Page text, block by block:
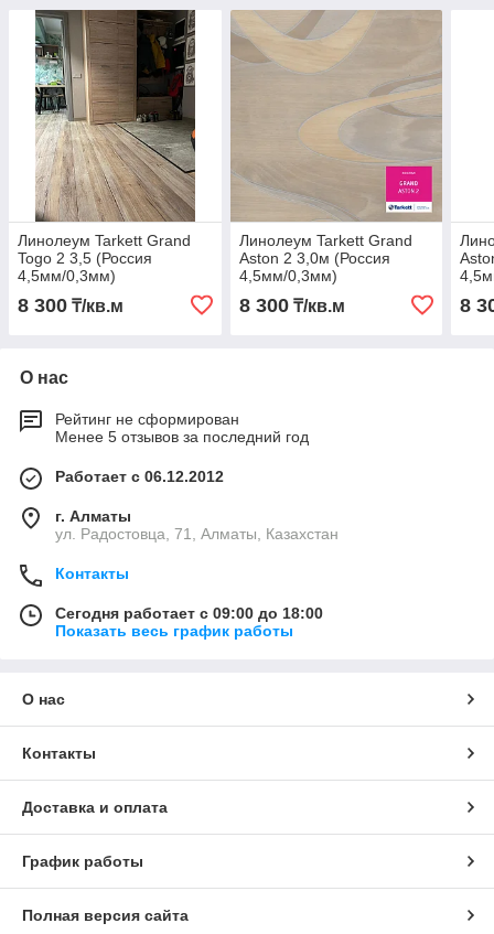
Линолеум Tarkett Grand
Togo 2 3,5 (Россия
4,5мм/0,3мм)
8 300 ₸/кв.м
Линолеум Tarkett Grand
Aston 2 3,0м (Россия
4,5мм/0,3мм)
8 300₸/кв.м 8
О нас
Рейтинг не сформирован
Менее 5 отзывов за последний год
Работает с 06.12.2012
г. Алматы
ул. Радостовца, 71, Алматы, Казахстан
Контакты
Сегодня работает с 09:00 до 18:00
Показать весь график работы
О нас
Контакты
Доставка и оплата
График работы
Полная версия сайта